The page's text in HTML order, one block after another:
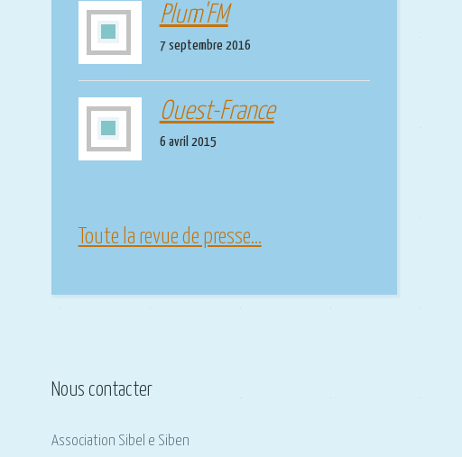
Plum'FM
7 septembre 2016
Ouest-France
6 avril 2015
Toute la revue de presse...
Nous contacter
Association Sibel e Siben